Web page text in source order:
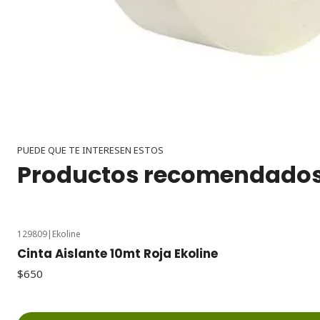
PUEDE QUE TE INTERESEN ESTOS
Productos
129809| Ekoline
Cinta Aislante 10mt Roja Ekoline
$650